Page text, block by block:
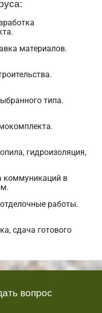
материалов.
типа.
гидроизоляция,
коммуникаций в
работы.
сдача готового
вопрос